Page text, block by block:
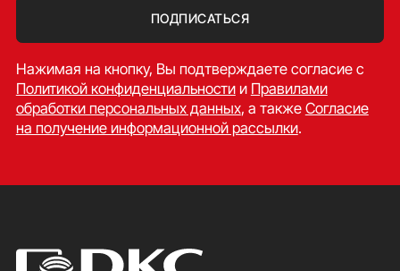
ПОДПИСАТЬСЯ
Нажимая на кнопку, Вы подтверждаете согласие c
Политикой конфиденциальностии Правилами
обработки персональных данных, а также Согласие
на получение информационной рассылки.